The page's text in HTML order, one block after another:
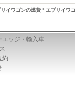
リイワゴンの燃費 エブリイワ
エッジ・輸入車
約